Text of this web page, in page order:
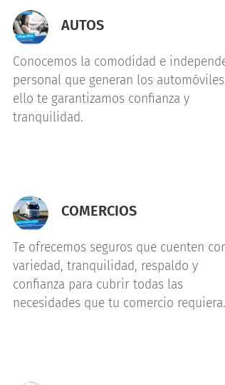
AUTOS
Conocemos la comodidad e
personal que generan los
ello te garantizamos confianza y
tranquilidad.
COMERCIOS
Te ofrecemos seguros que cuenten
variedad, tranquilidad, respaldo y
confianza para cubrir todas las
necesidades que tu comercio requiera.